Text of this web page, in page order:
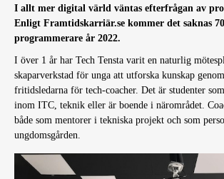
I allt mer digital värld väntas efterfrågan av
Enligt Framtidskarriär.se kommer det saknas
programmerare år 2022.
I över 1 år har Tech Tensta varit en naturlig
skaparverkstad för unga att utforska kunskap
fritidsledarna för tech-coacher. Det är studenter
inom ITC, teknik eller är boende i närområdet.
både som mentorer i tekniska projekt och som
ungdomsgården.